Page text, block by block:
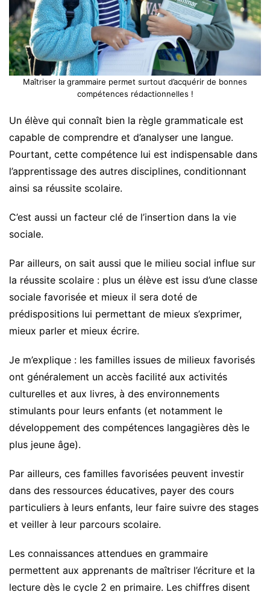
Maîtriser la grammaire permet surtout d’acquérir de bonnes
compétences rédactionnelles !
Un élève qui connaît bien la règle grammaticale est
capable de comprendre et d’analyser une langue.
Pourtant, cette compétence lui est indispensable dans
l’apprentissage des autres disciplines, conditionnant
ainsi sa réussite scolaire.
C’est aussi un facteur clé de l’insertion dans la vie
sociale.
Par ailleurs, on sait aussi que le milieu social influe sur
la réussite scolaire : plus un élève est issu d’une classe
sociale favorisée et mieux il sera doté de
prédispositions lui permettant de mieux s’exprimer,
mieux parler et mieux écrire.
Je m’explique : les familles issues de milieux favorisés
ont généralement un accès facilité aux activités
culturelles et aux livres, à des environnements
stimulants pour leurs enfants (et notamment le
développement des compétences langagières dès le
plus jeune âge).
Par ailleurs, ces familles favorisées peuvent investir
dans des ressources éducatives, payer des cours
particuliers à leurs enfants, leur faire suivre des stages
et veiller à leur parcours scolaire.
Les connaissances attendues en grammaire
permettent aux apprenants de maîtriser l’écriture et la
lecture dès le cycle 2 en primaire. Les chiffres disent